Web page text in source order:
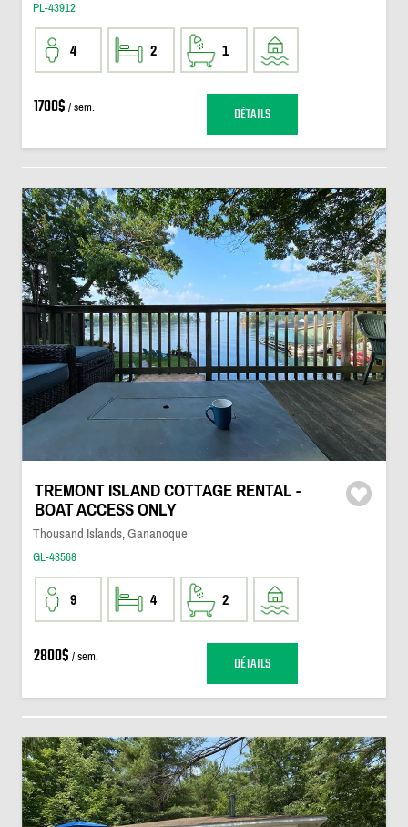
PL-43912
4 2 1
1700$ / sem. DÉTAILS
TREMONT ISLAND COTTAGE RENTAL -
BOAT ACCESS ONLY
Thousand Islands, Gananoque
GL-43568
9 4 2
2800$ / sem. DÉTAILS